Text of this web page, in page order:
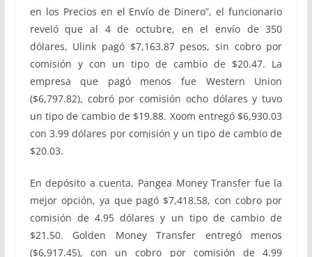
en los Precios en el Envío de Dinero”, el funcionario
reveló que al 4 de octubre, en el envío de 350
dólares, Ulink pagó $7,163.87 pesos, sin cobro por
comisión y con un tipo de cambio de $20.47. La
empresa que pagó menos fue Western Union
($6,797.82), cobró por comisión ocho dólares y tuvo
un tipo de cambio de $19.88. Xoom entregó $6,930.03
con 3.99 dólares por comisión y un tipo de cambio de
$20.03.
En depósito a cuenta, Pangea Money Transfer fue la
mejor opción, ya que pagó $7,418.58, con cobro por
comisión de 4.95 dólares y un tipo de cambio de
$21.50. Golden Money Transfer entregó menos
($6,917.45), con un cobro por comisión de 4.99